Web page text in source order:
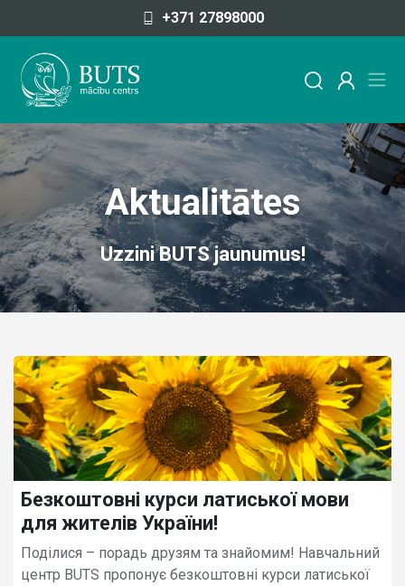
+371 27898000
Aktualitātes
Uzzini BUTS jaunumus!
Безкоштовні курси латиської мови
для жителів України!
Поділися – порадь друзям та знайомим! Навчальний
центр BUTS пропонує безкоштовні курси латиської